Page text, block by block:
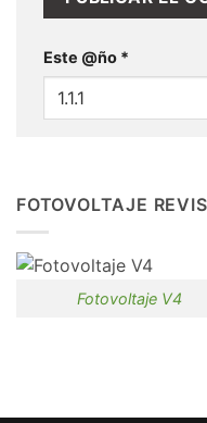
Este @ño *
FOTOVOLTAJE
Fotovoltaje V4